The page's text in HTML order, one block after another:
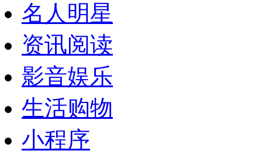
名人明星
资讯阅读
影音娱乐
生活购物
小程序